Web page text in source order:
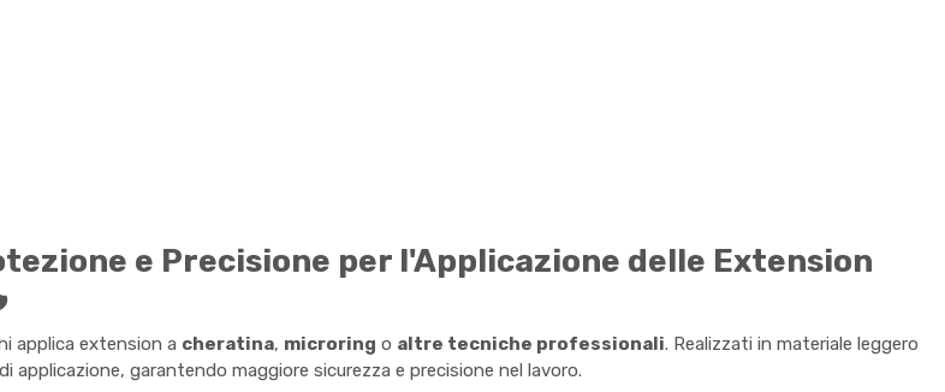
e Precisione per l'Applicazione delle Extension
applica extension a cheratina, microring o altre tecniche professionali. Realizzati in materiale leggero
garantendo maggiore sicurezza e precisione nel lavoro.